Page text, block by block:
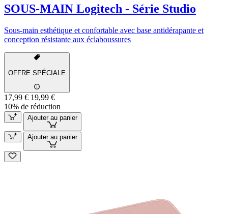
SOUS-MAIN Logitech - Série Studio
Sous-main esthétique et confortable avec base antidérapante et
conception résistante aux éclaboussures
OFFRE SPÉCIALE
17,99 € 19,99 €
10% de réduction
Ajouter au panier
Ajouter au panier